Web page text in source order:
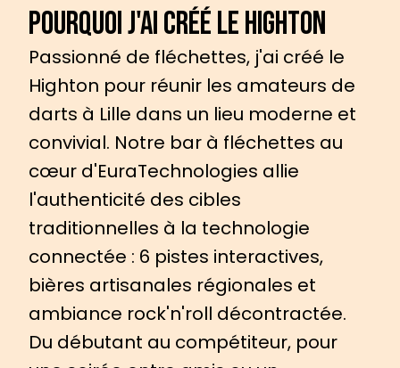
Pourquoi j'ai créé le Highton
Passionné de fléchettes, j'ai créé le
Highton pour réunir les amateurs de
darts à Lille dans un lieu moderne et
convivial. Notre bar à fléchettes au
cœur d'EuraTechnologies allie
l'authenticité des cibles
traditionnelles à la technologie
connectée : 6 pistes interactives,
bières artisanales régionales et
ambiance rock'n'roll décontractée.
Du débutant au compétiteur, pour